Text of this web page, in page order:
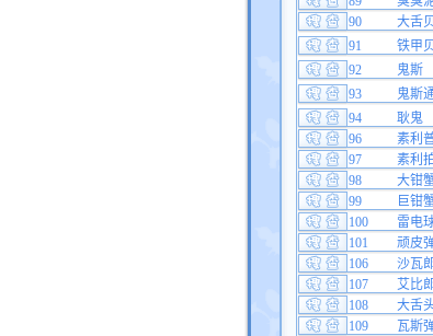
90
大舌
91
铁甲
92
鬼斯
93
鬼斯
94
耿鬼
96
素利
97
素利
98
大钳
99
巨钳
100
雷电
101
顽皮
106
沙瓦
107
艾比
108
大舌
109
瓦斯